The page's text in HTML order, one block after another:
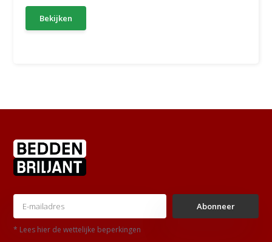
Bekijken
Abonneer
* Lees hier de wettelijke beperkingen